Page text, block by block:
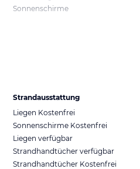
Sonnenschirme
Strandausstattung
Liegen Kostenfrei
Sonnenschirme Kostenfrei
Liegen verfügbar
Strandhandtücher verfügbar
Strandhandtücher Kostenfrei